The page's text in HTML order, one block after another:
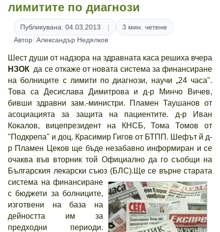
лимитите по диагнози
Публикувана: 04.03.2013
3 мин. четене
Автор: Александър Недялков
Шест души от надзора на здравната каса решиха вчера
НЗОК да се откаже от новата система за финансиране
на болниците с лимити по диагнози, научи „24 часа".
Това са Десислава Димитрова и д-р Минчо Вичев,
бивши здравни зам.-министри. Пламен Таушанов от
асоциацията за защита на пациентите. д-р Иван
Кокалов, вицепрезидент на КНСБ, Тома Томов от
"Подкрепа" и доц. Красимир Гигов от БТПП. Шефът й д-
р Пламен Цеков ще бъде незабавно информиран и се
очаква във вторник той Официално да го съобщи на
Българския лекарски съюз (БЛС). Ще се върне старата
система на финансиране
с бюджети за болниците,
изготвени на база на
дейността им за
предходни периоди.